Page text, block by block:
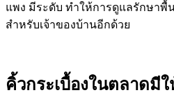
แพง มีระดับ ทำให้การดูแลรักษาพื้น
สำหรับเจ้าของบ้านอีกด้วย
คิ้วกระเบื้องในตลาดมี